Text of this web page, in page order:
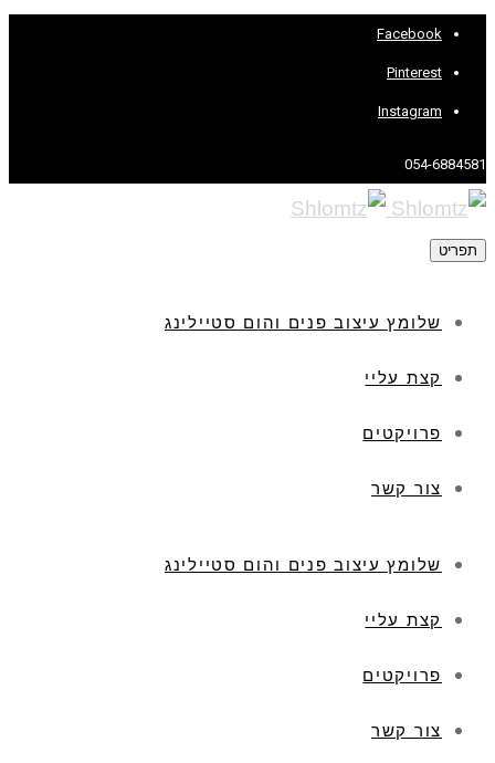
Facebook
Pinterest
Instagram
054-6884581
תפריט
שלומץ עיצוב פנים והום סטיילינג
קצת עליי
פרויקטים
צור קשר
שלומץ עיצוב פנים והום סטיילינג
קצת עליי
פרויקטים
צור קשר